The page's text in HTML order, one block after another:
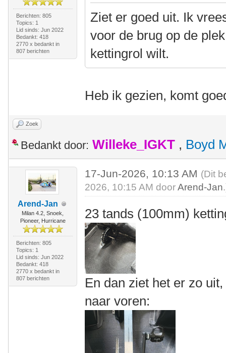
Berichten: 805
Topics: 1
Lid sinds: Jun 2022
Bedankt: 418
2770 x bedankt in
807 berichten
Ziet er goed uit. Ik
voor de brug op de
kettingrol wilt.
Heb ik gezien, komt
Zoek
Bedankt door: Willeke_IGKT , Boyd
Arend-Jan
Milan 4.2, Snoek,
Pioneer, Hurricane
Berichten: 805
Topics: 1
Lid sinds: Jun 2022
Bedankt: 418
2770 x bedankt in
807 berichten
17-Jun-2026, 10:13 AM (Dit
2026, 10:15 AM doorArend-Jan
23 tands (100mm)
En dan ziet het er zo
naar voren: